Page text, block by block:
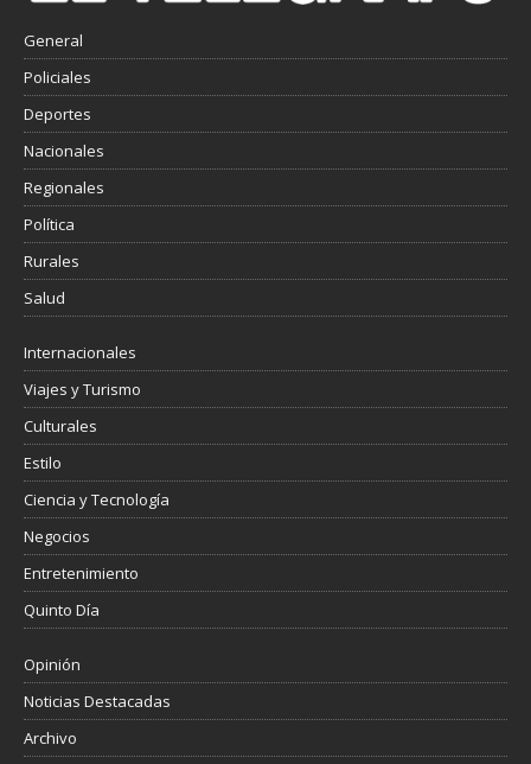
General
Policiales
Deportes
Nacionales
Regionales
Política
Rurales
Salud
Internacionales
Viajes y Turismo
Culturales
Estilo
Ciencia y Tecnología
Negocios
Entretenimiento
Quinto Día
Opinión
Noticias Destacadas
Archivo